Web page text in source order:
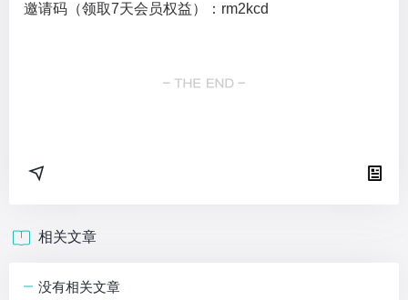
邀请码（领取7天会员权益）：rm2kcd
相关文章
没有相关文章